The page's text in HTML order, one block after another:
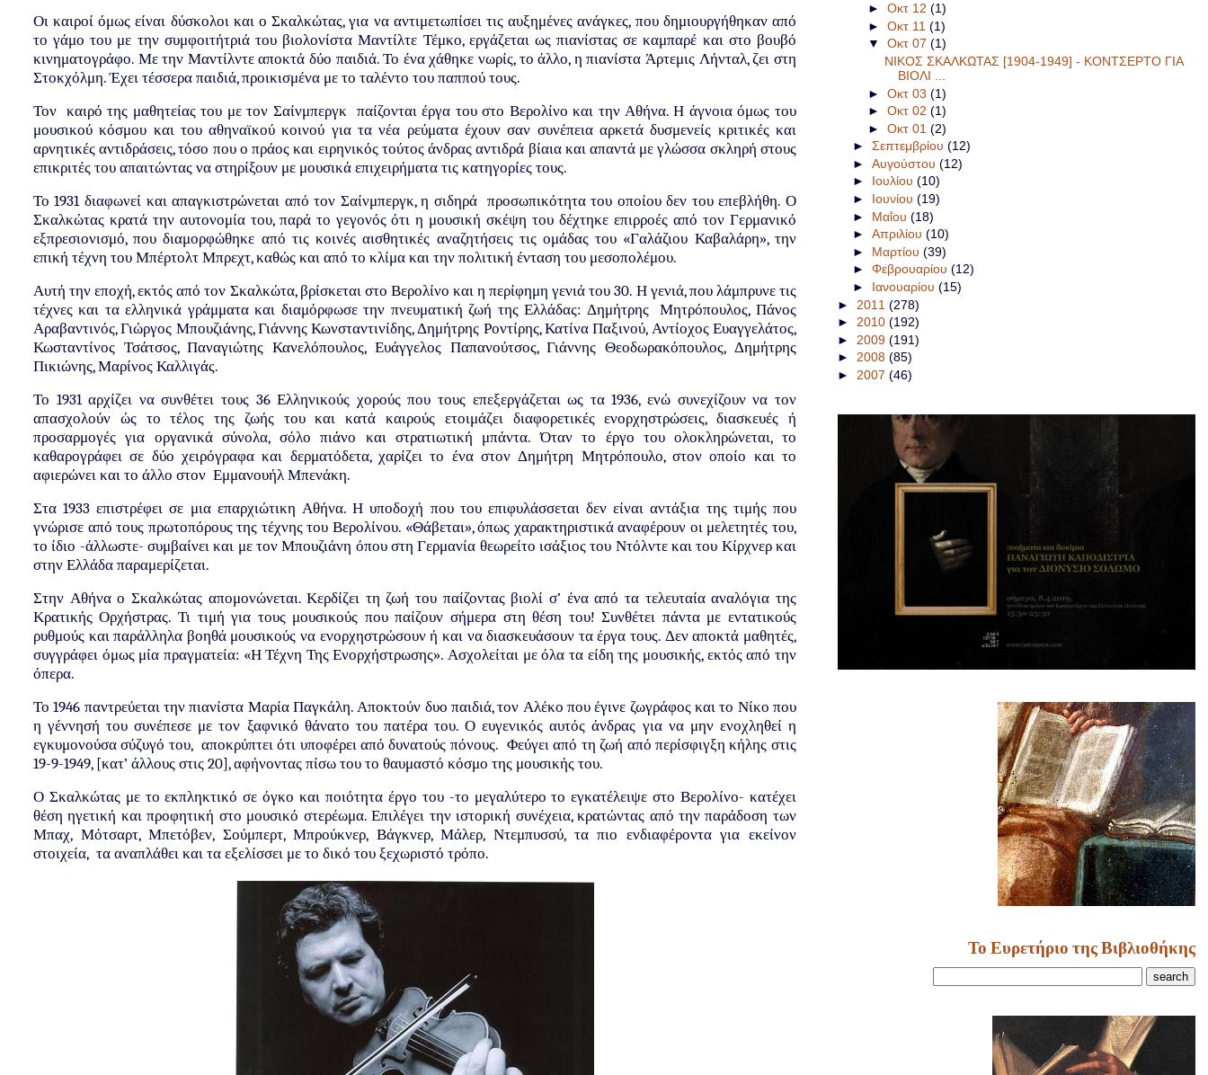
Οι καιροί όμως είναι δύσκολοι και ο Σκαλκώτας, για να αντιμετωπίσει τις αυξημένες ανάγκες, που δημιουργήθηκαν από
το γάμο του με την συμφοιτήτριά του βιολονίστα Μαντίλτε Τέμκο, εργάζεται ως πιανίστας σε καμπαρέ και στο βουβό
κινηματογράφο. Με την Μαντίλντε αποκτά δύο παιδιά. Το ένα χάθηκε νωρίς, το άλλο, η πιανίστα Άρτεμις Λήνταλ, ζει στη
Στοκχόλμη. Έχει τέσσερα παιδιά, προικισμένα με το ταλέντο του παππού τους.
Τον καιρό της μαθητείας του με τον Σαίνμπεργκ παίζονται έργα του στο Βερολίνο και την Αθήνα. Η άγνοια όμως του
μουσικού κόσμου και του αθηναϊκού κοινού για τα νέα ρεύματα έχουν σαν συνέπεια αρκετά δυσμενείς κριτικές και
αρνητικές αντιδράσεις, τόσο που ο πράος και ειρηνικός τούτος άνδρας αντιδρά βίαια και απαντά με γλώσσα σκληρή στους
επικριτές του απαιτώντας να στηρίξουν με μουσικά επιχειρήματα τις κατηγορίες τους.
Το 1931 διαφωνεί και απαγκιστρώνεται από τον Σαίνμπεργκ, η σιδηρά προσωπικότητα του οποίου δεν του επεβλήθη. Ο
Σκαλκώτας κρατά την αυτονομία του, παρά το γεγονός ότι η μουσική σκέψη του δέχτηκε επιρροές από τον Γερμανικό
εξπρεσιονισμό, που διαμορφώθηκε από τις κοινές αισθητικές αναζητήσεις τις ομάδας του «Γαλάζιου Καβαλάρη», την
επική τέχνη του Μπέρτολτ Μπρεχτ, καθώς και από το κλίμα και την πολιτική ένταση του μεσοπολέμου.
Αυτή την εποχή, εκτός από τον Σκαλκώτα, βρίσκεται στο Βερολίνο και η περίφημη γενιά του 30. Η γενιά, που λάμπρυνε τις
τέχνες και τα ελληνικά γράμματα και διαμόρφωσε την πνευματική ζωή της Ελλάδας: Δημήτρης Μητρόπουλος, Πάνος
Αραβαντινός, Γιώργος Μπουζιάνης, Γιάννης Κωνσταντινίδης, Δημήτρης Ροντίρης, Κατίνα Παξινού, Αντίοχος Ευαγγελάτος,
Κωσταντίνος Τσάτσος, Παναγιώτης Κανελόπουλος, Ευάγγελος Παπανούτσος, Γιάννης Θεοδωρακόπουλος, Δημήτρης
Πικιώνης, Μαρίνος Καλλιγάς.
Το 1931 αρχίζει να συνθέτει τους 36 Ελληνικούς χορούς που τους επεξεργάζεται ως τα 1936, ενώ συνεχίζουν να τον
απασχολούν ώς το τέλος της ζωής του και κατά καιρούς ετοιμάζει διαφορετικές ενορχηστρώσεις, διασκευές ή
προσαρμογές για οργανικά σύνολα, σόλο πιάνο και στρατιωτική μπάντα. Όταν το έργο του ολοκληρώνεται, το
καθαρογράφει σε δύο χειρόγραφα και δερματόδετα, χαρίζει το ένα στον Δημήτρη Μητρόπουλο, στον οποίο και το
αφιερώνει και το άλλο στον Εμμανουήλ Μπενάκη.
Στα 1933 επιστρέφει σε μια επαρχιώτικη Αθήνα. Η υποδοχή που του επιφυλάσσεται δεν είναι αντάξια της τιμής που
γνώρισε από τους πρωτοπόρους της τέχνης του Βερολίνου. «Θάβεται», όπως χαρακτηριστικά αναφέρουν οι μελετητές του,
το ίδιο -άλλωστε- συμβαίνει και με τον Μπουζιάνη όπου στη Γερμανία θεωρείτο ισάξιος του Ντόλντε και του Κίρχνερ και
στην Ελλάδα παραμερίζεται.
Στην Αθήνα ο Σκαλκώτας απομονώνεται. Κερδίζει τη ζωή του παίζοντας βιολί σ’ ένα από τα τελευταία αναλόγια της
Κρατικής Ορχήστρας. Τι τιμή για τους μουσικούς που παίζουν σήμερα στη θέση του! Συνθέτει πάντα με εντατικούς
ρυθμούς και παράλληλα βοηθά μουσικούς να ενορχηστρώσουν ή και να διασκευάσουν τα έργα τους. Δεν αποκτά μαθητές,
συγγράφει όμως μία πραγματεία: «Η Τέχνη Της Ενορχήστρωσης». Ασχολείται με όλα τα είδη της μουσικής, εκτός από την
όπερα.
Το 1946 παντρεύεται την πιανίστα Μαρία Παγκάλη. Αποκτούν δυο παιδιά, τον Αλέκο που έγινε ζωγράφος και το Νίκο που
η γέννησή του συνέπεσε με τον ξαφνικό θάνατο του πατέρα του. Ο ευγενικός αυτός άνδρας για να μην ενοχληθεί η
εγκυμονούσα σύζυγό του, αποκρύπτει ότι υποφέρει από δυνατούς πόνους. Φεύγει από τη ζωή από περίσφιγξη κήλης στις
19-9-1949, [κατ’ άλλους στις 20], αφήνοντας πίσω του το θαυμαστό κόσμο της μουσικής του.
Ο Σκαλκώτας με το εκπληκτικό σε όγκο και ποιότητα έργο του -το μεγαλύτερο το εγκατέλειψε στο Βερολίνο- κατέχει
θέση ηγετική και προφητική στο μουσικό στερέωμα. Επιλέγει την ιστορική συνέχεια, κρατώντας από την παράδοση των
Μπαχ, Μότσαρτ, Μπετόβεν, Σούμπερτ, Μπρούκνερ, Βάγκνερ, Μάλερ, Ντεμπυσσύ, τα πιο ενδιαφέροντα για εκείνον
στοιχεία, τα αναπλάθει και τα εξελίσσει με το δικό του ξεχωριστό τρόπο.
►Οκτ 12(1)
►Οκτ 11(1)
▼Οκτ 07(1)
ΝΙΚΟΣ ΣΚΑΛΚΩΤΑΣ [1904-1949] - ΚΟΝΤΣΕΡΤΟ ΓΙΑ
ΒΙΟΛΙ ...
►Οκτ 03(1)
►Οκτ 02(1)
►Οκτ 01(2)
► Σεπτεμβρίου (12)
► Αυγούστου (12)
► Ιουλίου (10)
► Ιουνίου (19)
► Μαΐου (18)
► Απριλίου (10)
► Μαρτίου (39)
► Φεβρουαρίου (12)
► Ιανουαρίου (15)
► 2011 (278)
► 2010 (192)
► 2009 (191)
► 2008 (85)
► 2007 (46)
Το Ευρετήριο της Βιβλιοθήκης